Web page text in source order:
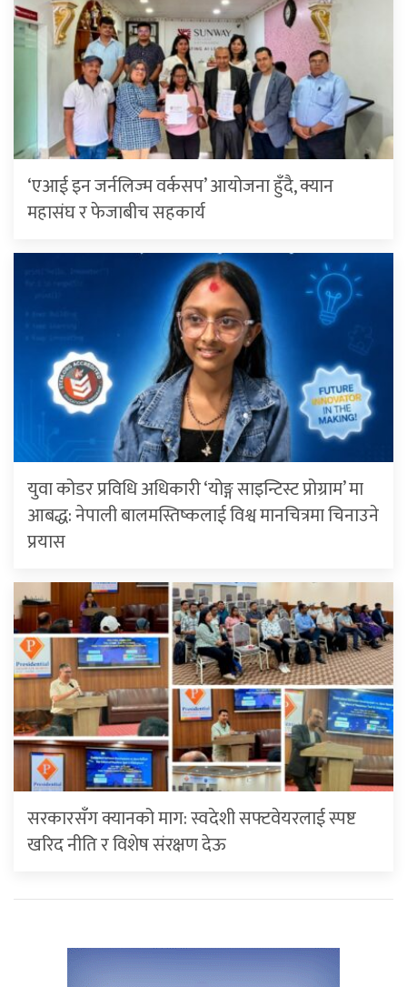
‘एआई इन जर्नलिज्म वर्कसप’ आयोजना हुँदै, क्यान
महासंघ र फेजाबीच सहकार्य
युवा कोडर प्रविधि अधिकारी ‘योङ्ग साइन्टिस्ट प्रोग्राम’ मा
आबद्ध: नेपाली बालमस्तिष्कलाई विश्व मानचित्रमा चिनाउने
प्रयास
सरकारसँग क्यानको माग: स्वदेशी सफ्टवेयरलाई स्पष्ट
खरिद नीति र विशेष संरक्षण देऊ